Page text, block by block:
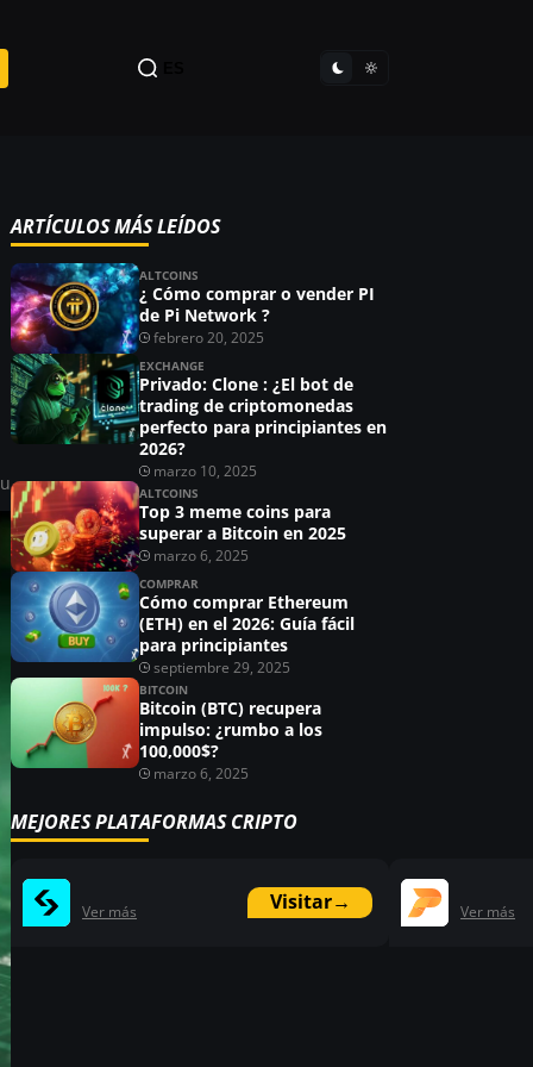
ARTÍCULOS MÁS LEÍDOS
ALTCOINS
¿ Cómo comprar o vender PI
de Pi Network ?
febrero 20, 2025
EXCHANGE
Privado: Clone : ¿El bot de
trading de criptomonedas
perfecto para principiantes en
2026?
marzo 10, 2025
ALTCOINS
Top 3 meme coins para
superar a Bitcoin en 2025
marzo 6, 2025
COMPRAR
Cómo comprar Ethereum
(ETH) en el 2026: Guía fácil
para principiantes
septiembre 29, 2025
BITCOIN
Bitcoin (BTC) recupera
impulso: ¿rumbo a los
100,000$?
marzo 6, 2025
MEJORES PLATAFORMAS CRIPTO
Visitar→
Ver más Ver más